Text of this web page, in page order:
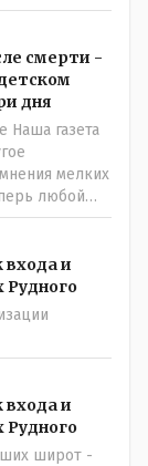
СССР что то
не
смерти -
дня
Наша газета
мелких
любой
ее пока та
кругу лиц.
уже
входа и
Рудного
входа и
Рудного
широт -